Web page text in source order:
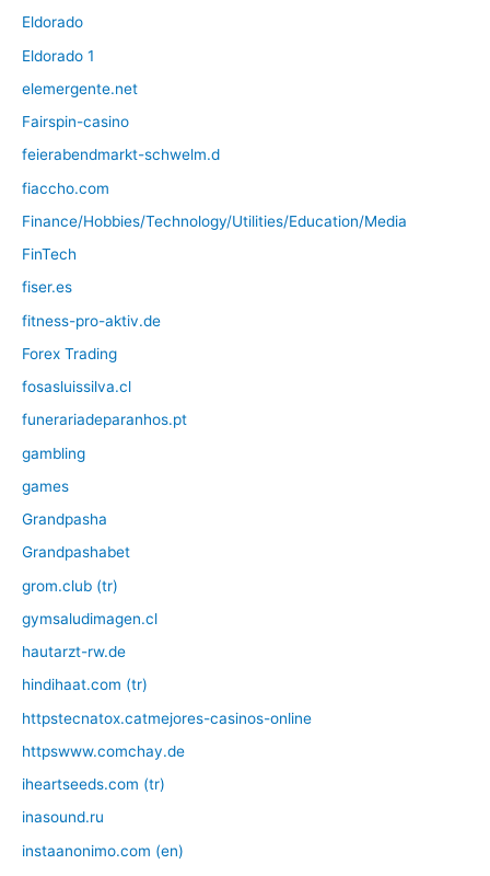
Eldorado
Eldorado 1
elemergente.net
Fairspin-casino
feierabendmarkt-schwelm.d
fiaccho.com
Finance/Hobbies/Technology/Utilities/Education/Media
FinTech
fiser.es
fitness-pro-aktiv.de
Forex Trading
fosasluissilva.cl
funerariadeparanhos.pt
gambling
games
Grandpasha
Grandpashabet
grom.club (tr)
gymsaludimagen.cl
hautarzt-rw.de
hindihaat.com (tr)
httpstecnatox.catmejores-casinos-online
httpswww.comchay.de
iheartseeds.com (tr)
inasound.ru
instaanonimo.com (en)